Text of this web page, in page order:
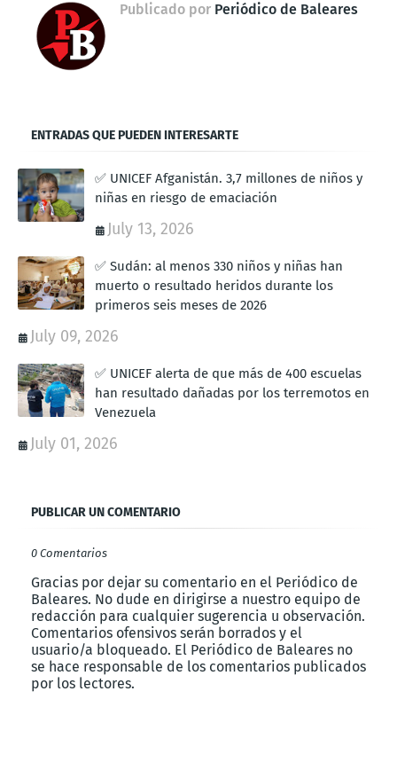
Publicado por Periódico de Baleares
ENTRADAS QUE PUEDEN INTERESARTE
✅ UNICEF Afganistán. 3,7 millones de niños y
niñas en riesgo de emaciación
July 13, 2026
✅ Sudán: al menos 330 niños y niñas han
muerto o resultado heridos durante los
primeros seis meses de 2026
July 09, 2026
✅ UNICEF alerta de que más de 400 escuelas
han resultado dañadas por los terremotos en
Venezuela
July 01, 2026
PUBLICAR UN COMENTARIO
0 Comentarios
Gracias por dejar su comentario en el Periódico de
Baleares. No dude en dirigirse a nuestro equipo de
redacción para cualquier sugerencia u observación.
Comentarios ofensivos serán borrados y el
usuario/a bloqueado. El Periódico de Baleares no
se hace responsable de los comentarios publicados
por los lectores.